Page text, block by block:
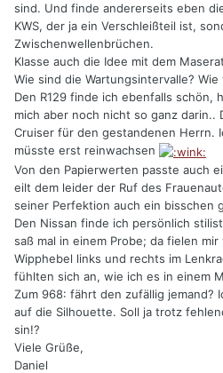
sind. Und finde andererseits eben
KWS, der ja ein Verschleißteil ist,
Zwischenwellenbrüchen.
Klasse auch die Idee mit dem
Wie sind die Wartungsintervalle?
Den R129 finde ich ebenfalls schön,
mich aber noch nicht so ganz darin..
Cruiser für den gestandenen Herrn.
müsste erst reinwachsen
Von den Papierwerten passte auch
eilt dem leider der Ruf des
seiner Perfektion auch ein bisschen
Den Nissan finde ich persönlich
saß mal in einem Probe; da fielen
Wipphebel links und rechts im
fühlten sich an, wie ich es in einem
Zum 968: fährt den zufällig jemand?
auf die Silhouette. Soll ja trotz
sin!?
Viele Grüße,
Daniel